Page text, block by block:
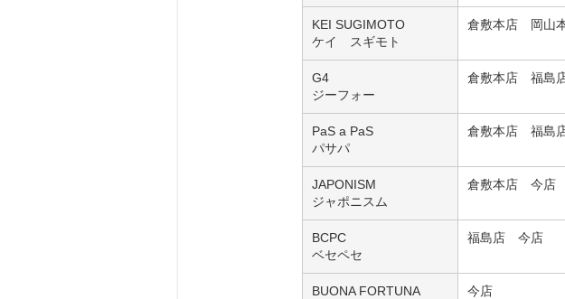
KEI SUGIMOTO
ケイ スギモト
倉敷本店 岡山
G4
ジーフォー
倉敷本店 福島
PaS a PaS
パサパ
倉敷本店 福島
JAPONISM
ジャポニスム
倉敷本店 今店
BCPC
ベセペセ
福島店 今店
BUONA FORTUNA
今店